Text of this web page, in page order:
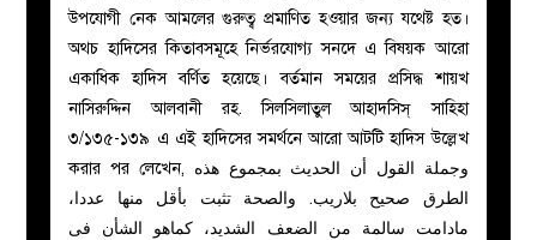
উপযোগী নেক আমলের গুরুত্ব প্রমাণিত হওয়ার জন্য যথেষ্ট হত।
অথচ হাদিসের কিতাবসমূহে নির্ভরযোগ্য সনদে এ বিষয়ক আরো
একাধিক হাদিস বর্ণিত হয়েছে। বর্তমান সময়ের প্রসিদ্ধ শায়খ
নাসিরুদ্দিন আলবানী রহ. সিলসিলাতুল আহাদসিস্ সাহিহা
৩/১৩৫-১৩৯ এ এই হাদিসের সমর্থনে আরো আটটি হাদিস উল্লেখ
করার পর লেখেন, وجملة القول أن الحديث بمجموع هذه
الطرق صحيح بلاريب. والصحة تثبت بأقل منها عددا،
مادامت سالمة من الضعف الشديد، كماهو الشأن فى